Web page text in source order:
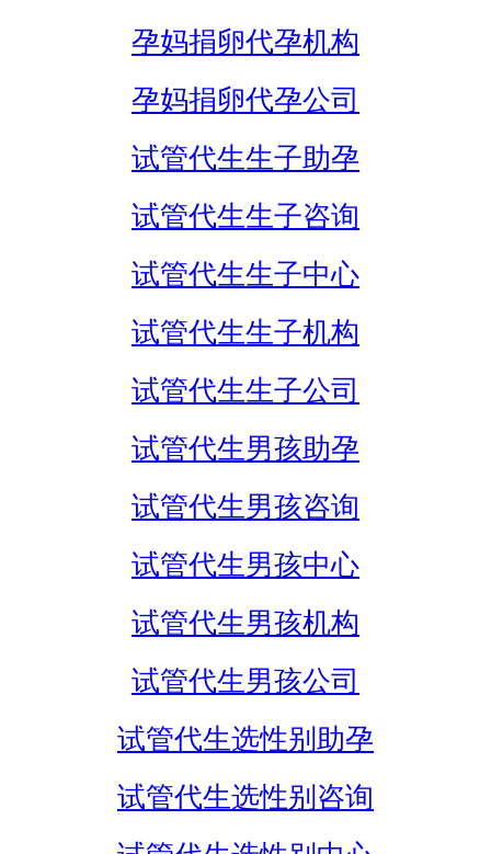
孕妈捐卵代孕机构
孕妈捐卵代孕公司
试管代生生子助孕
试管代生生子咨询
试管代生生子中心
试管代生生子机构
试管代生生子公司
试管代生男孩助孕
试管代生男孩咨询
试管代生男孩中心
试管代生男孩机构
试管代生男孩公司
试管代生选性别助孕
试管代生选性别咨询